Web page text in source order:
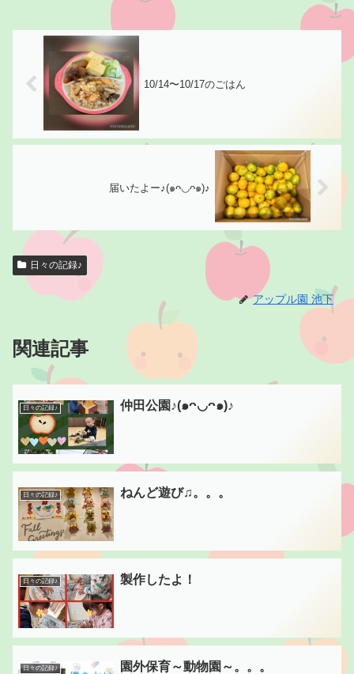
10/14〜10/17のごはん
届いたよー♪(๑ᴖ◡ᴖ๑)♪
日々の記録♪
アップル園 池下
関連記事
日々の記録♪ 仲田公園♪(๑ᴖ◡ᴖ๑)♪
日々の記録♪ ねんど遊び♫。。。
日々の記録♪ 製作したよ！
日々の記録♪ 園外保育～動物園～。。。